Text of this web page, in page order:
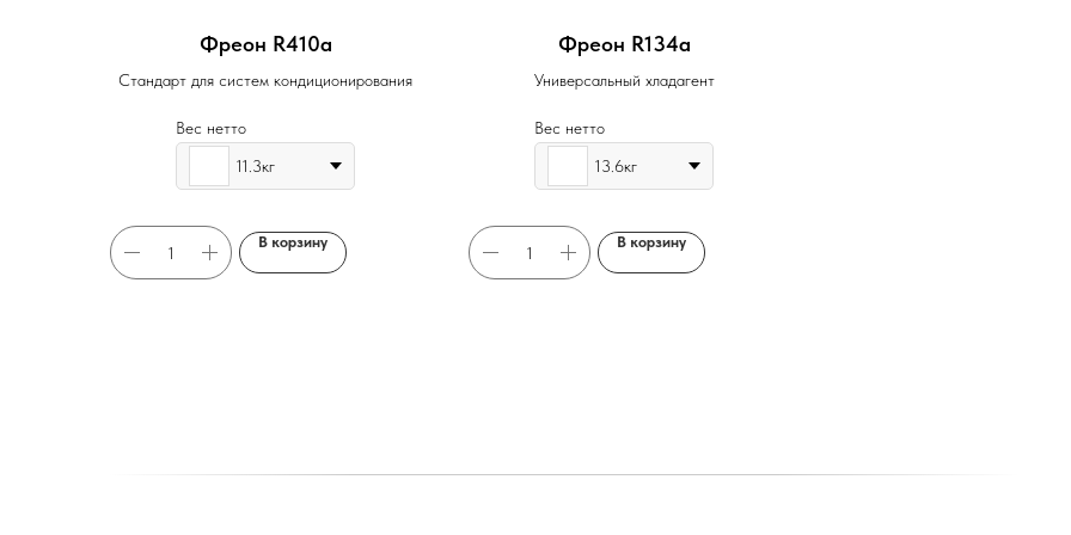
Фреон R410a
Стандарт для систем кондиционирования
Вес нетто
11.3кг
В корзину
Фреон R134a
Универсальный хладагент
Вес нетто
13.6кг
В корзину